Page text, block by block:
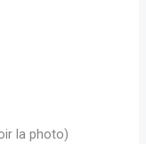
la photo)